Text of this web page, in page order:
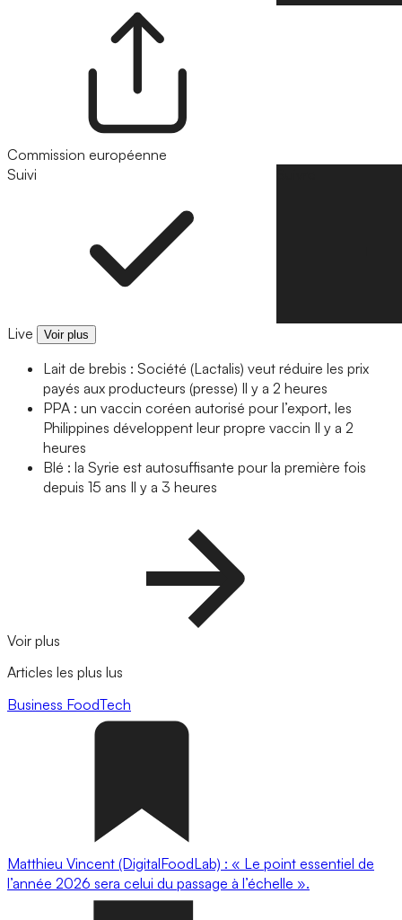
Commission européenne
Suivi
Live Voir plus
Lait de brebis : Société (Lactalis) veut réduire les prix
payés aux producteurs (presse) Il y a 2 heures
PPA : un vaccin coréen autorisé pour l’export, les
Philippines développent leur propre vaccin Il y a 2
heures
Blé : la Syrie est autosuffisante pour la première fois
depuis 15 ans Il y a 3 heures
Voir plus
Articles les plus lus
Business FoodTech
Matthieu Vincent (DigitalFoodLab) : « Le point essentiel de
l’année 2026 sera celui du passage à l’échelle ».